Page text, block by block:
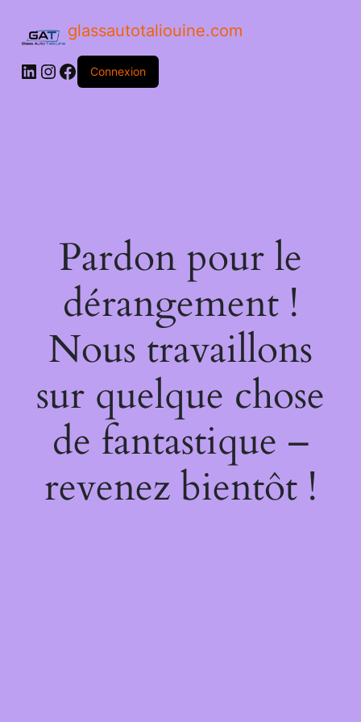
glassautotaliouine.com
Connexion
Pardon pour le
dérangement !
Nous travaillons
sur quelque chose
de fantastique –
revenez bientôt !